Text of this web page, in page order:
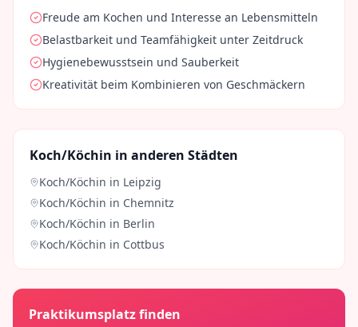
Freude am Kochen und Interesse an Lebensmitteln
Belastbarkeit und Teamfähigkeit unter Zeitdruck
Hygienebewusstsein und Sauberkeit
Kreativität beim Kombinieren von Geschmäckern
Koch/Köchin in anderen Städten
Koch/Köchin in Leipzig
Koch/Köchin in Chemnitz
Koch/Köchin in Berlin
Koch/Köchin in Cottbus
Praktikumsplatz finden